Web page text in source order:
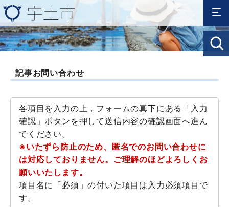
記事お問い合わせ
各項目を入力の上，フォームの真下にある「入力
確認」ボタンを押して送信内容の確認画面へ進ん
でください。
※いたずら防止のため、匿名でのお問い合わせに
は対応しておりません。ご理解のほどよろしくお
願いいたします。
項目名に「必須」の付いた項目は入力必須項目で
す。